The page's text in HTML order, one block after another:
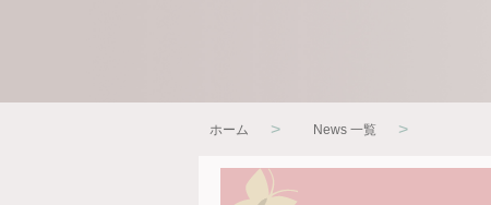
ホーム > News 一覧 >